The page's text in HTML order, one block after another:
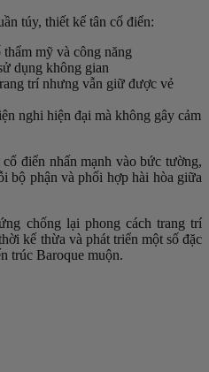
túy, thiết kế tân cổ điển:
thẩm mỹ và công năng
dụng không gian
trí nhưng vẫn giữ được vẻ
nghi hiện đại mà không gây cảm
điển nhấn mạnh vào bức tường,
bộ phận và phối hợp hài hòa giữa
chống lại phong cách trang trí
kế thừa và phát triển một số đặc
trúc Baroque muộn.